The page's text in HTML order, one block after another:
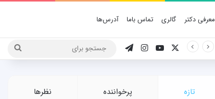
معرفی دکتر گالری تماس باما آدرس‌ها
یوتیوباینستاگرام
تلگرام
تازه پرخواننده نظرها